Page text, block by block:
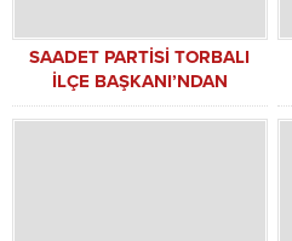
SAADET PARTİSİ TORBALI
İLÇE BAŞKANI’NDAN
GÜNDEME DAİR ÖNEMLİ